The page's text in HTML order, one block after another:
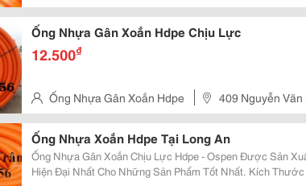
Thọ, Q.thủ Đức
Ống Nhựa Gân Xoắn Hdpe Chịu Lực
12.500₫
Ống Nhựa Gân Xoắn Hdpe
409 Nguyễn Văn
Thọ, Q.thủ Đức
Ống Nhựa Xoắn Hdpe Tại Long An
Ống Nhựa Gân Xoắn Chịu Lực Hdpe - Ospen Được Sản
Hiện Đại Nhất Cho Những Sản Phẩm Tốt Nhất. Kích Thước Ống Có Đường